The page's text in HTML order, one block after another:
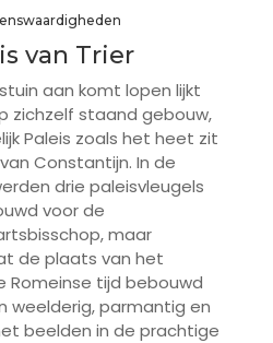
van Trier
aan komt lopen lijkt
zichzelf staand gebouw,
Paleis zoals het heet zit
Constantijn. In de
drie paleisvleugels
voor de
maar
de plaats van het
Romeinse tijd bebouwd
weelderig, parmantig en
beelden in de prachtige